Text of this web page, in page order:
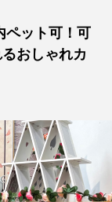
ペット可！可
おしゃれカ